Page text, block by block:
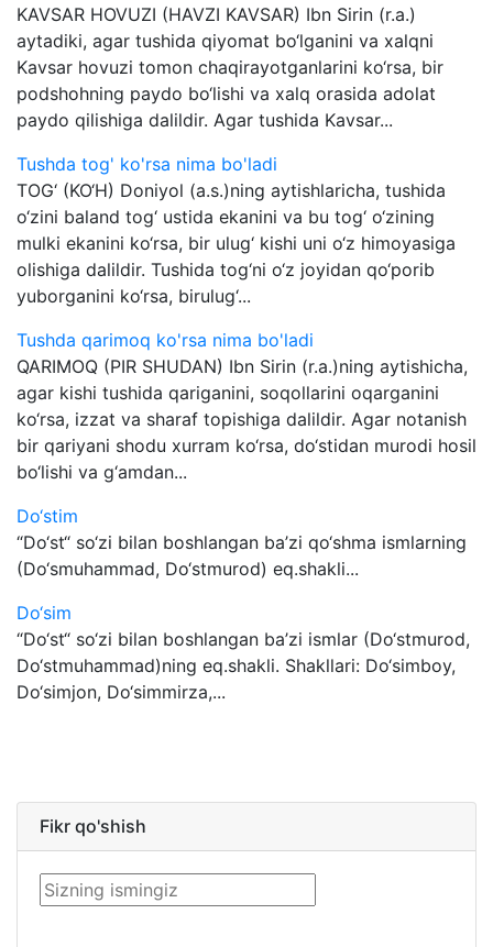
KAVSAR HOVUZI (HAVZI KAVSAR) Ibn Sirin (r.a.)
aytadiki, agar tushida qiyomat bo‘lganini va xalqni
Kavsar hovuzi tomon chaqirayotganlarini ko‘rsa, bir
podshohning paydo bo‘lishi va xalq orasida adolat
paydo qilishiga dalildir. Agar tushida Kavsar...
Tushda tog' ko'rsa nima bo'ladi
TOG‘ (KO‘H) Doniyol (a.s.)ning aytishlaricha, tushida
o‘zini baland tog‘ ustida ekanini va bu tog‘ o‘zining
mulki ekanini ko‘rsa, bir ulug‘ kishi uni o‘z himoyasiga
olishiga dalildir. Tushida tog‘ni o‘z joyidan qo‘porib
yuborganini ko‘rsa, birulug‘...
Tushda qarimoq ko'rsa nima bo'ladi
QARIMOQ (PIR SHUDAN) Ibn Sirin (r.a.)ning aytishicha,
agar kishi tushida qariganini, soqollarini oqarganini
ko‘rsa, izzat va sharaf topishiga dalildir. Agar notanish
bir qariyani shodu xurram ko‘rsa, do‘stidan murodi hosil
bo‘lishi va g‘amdan...
Do‘stim
“Do‘st“ so‘zi bilan boshlangan ba’zi qo‘shma ismlarning
(Do‘smuhammad, Do‘stmurod) eq.shakli...
Do‘sim
“Do‘st“ so‘zi bilan boshlangan ba’zi ismlar (Do‘stmurod,
Do‘stmuhammad)ning eq.shakli. Shakllari: Do‘simboy,
Do‘simjon, Do‘simmirza,...
Fikr qo'shish